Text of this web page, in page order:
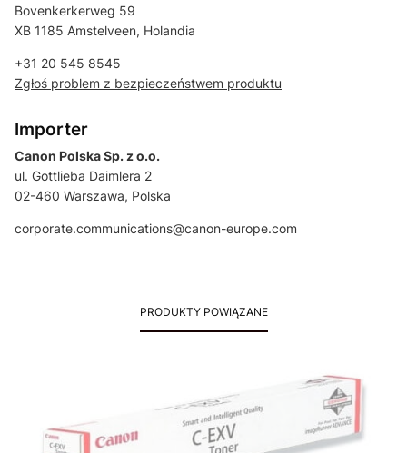
Bovenkerkerweg 59
XB 1185 Amstelveen, Holandia
+31 20 545 8545
Zgłoś problem z bezpieczeństwem produktu
Importer
Canon Polska Sp. z o.o.
ul. Gottlieba Daimlera 2
02-460 Warszawa, Polska
corporate.communications@canon-europe.com
PRODUKTY POWIĄZANE